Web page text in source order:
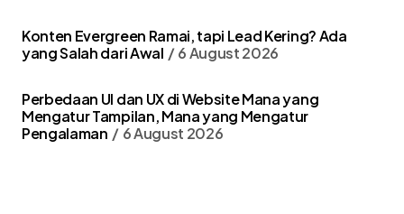
Konten Evergreen Ramai, tapi Lead Kering? Ada
yang Salah dari Awal
6 August 2026
Perbedaan UI dan UX di Website Mana yang
Mengatur Tampilan, Mana yang Mengatur
Pengalaman
6 August 2026